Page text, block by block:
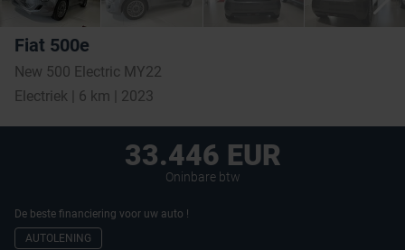
Fiat 500e
New 500 Electric MY22
Electriek | 6 km | 2023
33.446 EUR
Oninbare btw
De beste financiering voor uw auto !
AUTOLENING